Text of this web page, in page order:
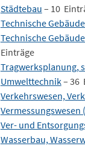
Städtebau – 10
Technische
Technische
Einträge
Tragwerksplanung,
Umwelttechnik– 36
Verkehrswesen,
Vermessungswesen
Ver- und
Wasserbau,